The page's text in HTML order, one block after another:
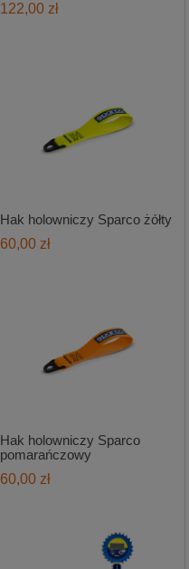
122,00 zł
Hak holowniczy Sparco żółty
60,00 zł
Hak holowniczy Sparco
pomarańczowy
60,00 zł